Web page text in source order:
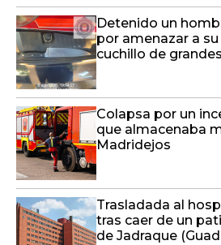
Detenido un
por amenazar a
cuchillo de
Colapsa por un
que almacenaba
Madridejos
Trasladada al
tras caer de un
de Jadraque